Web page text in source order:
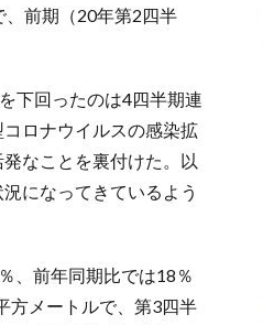
前期（20年第2四半
下回ったのは4四半期連
ロナウイルスの感染拡
なことを裏付けた。以
になってきているよう
、前年同期比では18％
方メートルで、第3四半